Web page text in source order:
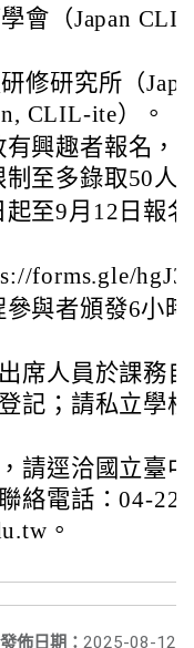
會（Japan
修研究所（
CLIL-ite）。
興趣者報名，
至多錄取50人
至9月12日報
forms.gle/
與者頒發6小
席人員於課務
記；請私立學
請逕洽國立臺
絡電話：04-
。
發佈日期： 2025-08-12